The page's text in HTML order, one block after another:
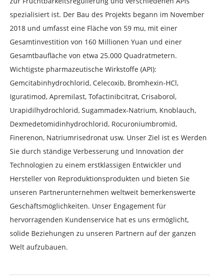
spezialisiert ist. Der Bau des Projekts begann im November
2018 und umfasst eine Fläche von 59 mu, mit einer
Gesamtinvestition von 160 Millionen Yuan und einer
Gesamtbaufläche von etwa 25.000 Quadratmetern.
Wichtigste pharmazeutische Wirkstoffe (API):
Gemcitabinhydrochlorid, Celecoxib, Bromhexin-HCl,
Iguratimod, Apremilast, Tofactinibcitrat, Crisaborol,
Urapidilhydrochlorid, Sugammadex-Natrium, Knoblauch,
Dexmedetomidinhydrochlorid, Rocuroniumbromid,
Finerenon, Natriumrisedronat usw. Unser Ziel ist es Werden
Sie durch ständige Verbesserung und Innovation der
Technologien zu einem erstklassigen Entwickler und
Hersteller von Reproduktionsprodukten und bieten Sie
unseren Partnerunternehmen weltweit bemerkenswerte
Geschäftsmöglichkeiten. Unser Engagement für
hervorragenden Kundenservice hat es uns ermöglicht,
solide Beziehungen zu unseren Partnern auf der ganzen
Welt aufzubauen.